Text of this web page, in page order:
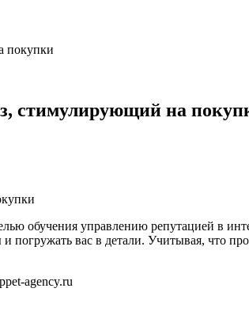
покупки
стимулирующий на
обучения управлению репутацией в
вас в детали. Учитывая, что
agency.ru